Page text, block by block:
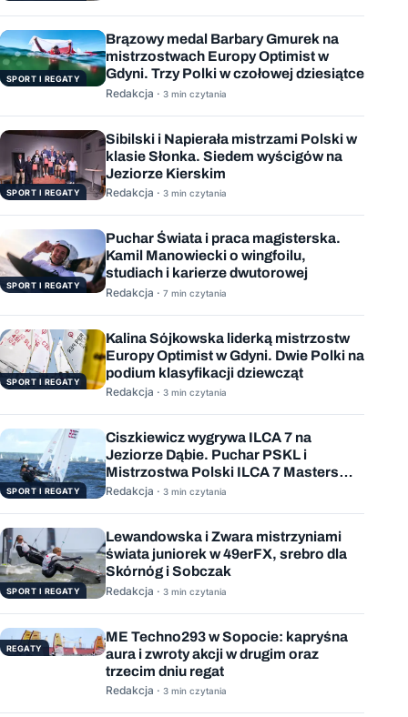
SPORT I REGATY
Brązowy medal Barbary Gmurek na
mistrzostwach Europy Optimist w
Gdyni. Trzy Polki w czołowej dziesiątce
Redakcja · 3 min czytania
SPORT I REGATY
Sibilski i Napierała mistrzami Polski w
klasie Słonka. Siedem wyścigów na
Jeziorze Kierskim
Redakcja · 3 min czytania
SPORT I REGATY
Puchar Świata i praca magisterska.
Kamil Manowiecki o wingfoilu,
studiach i karierze dwutorowej
Redakcja · 7 min czytania
SPORT I REGATY
Kalina Sójkowska liderką mistrzostw
Europy Optimist w Gdyni. Dwie Polki na
podium klasyfikacji dziewcząt
Redakcja · 3 min czytania
SPORT I REGATY
Ciszkiewicz wygrywa ILCA 7 na
Jeziorze Dąbie. Puchar PSKL i
Mistrzostwa Polski ILCA 7 Masters
rozstrzygnięte
Redakcja · 3 min czytania
SPORT I REGATY
Lewandowska i Zwara mistrzyniami
świata juniorek w 49erFX, srebro dla
Skórnóg i Sobczak
Redakcja · 3 min czytania
REGATY
ME Techno293 w Sopocie: kapryśna
aura i zwroty akcji w drugim oraz
trzecim dniu regat
Redakcja · 3 min czytania